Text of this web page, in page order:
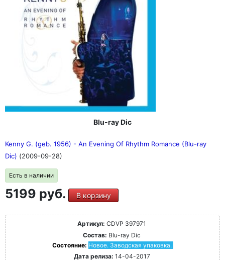
Blu-ray Dic
Kenny G. (geb. 1956) - An Evening Of Rhythm Romance (Blu-ray
Dic) (2009-09-28)
Есть в наличии
5199 руб. В корзину
Артикул: CDVP 397971
Состав: Blu-ray Dic
Состояние: Новое. Заводская упаковка.
Дата релиза: 14-04-2017